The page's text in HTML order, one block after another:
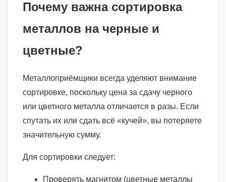
Почему важна сортировка
металлов на черные и
цветные?
Металлоприёмщики всегда уделяют внимание
сортировке, поскольку цена за сдачу черного
или цветного металла отличается в разы. Если
спутать их или сдать всё «кучей», вы потеряете
значительную сумму.
Для сортировки следует:
Проверять магнитом (цветные металлы